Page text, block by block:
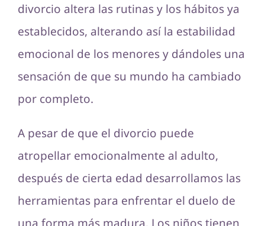
divorcio altera las rutinas y los hábitos ya
establecidos, alterando así la estabilidad
emocional de los menores y dándoles una
sensación de que su mundo ha cambiado
por completo.
A pesar de que el divorcio puede
atropellar emocionalmente al adulto,
después de cierta edad desarrollamos las
herramientas para enfrentar el duelo de